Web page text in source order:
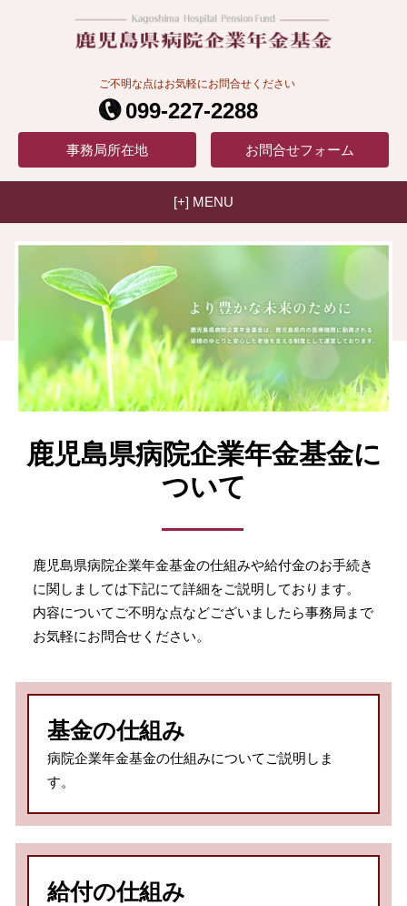
ご不明な点はお気軽にお問合せください
099-227-2288
事務局所在地 お問合せフォーム
[+] MENU
鹿児島県病院企業年金基金に
ついて
鹿児島県病院企業年金基金の仕組みや給付金のお手続き
に関しましては下記にて詳細をご説明しております。
内容についてご不明な点などございましたら事務局まで
お気軽にお問合せください。
基金の仕組み
病院企業年金基金の仕組みについてご説明しま
す。
給付の仕組み